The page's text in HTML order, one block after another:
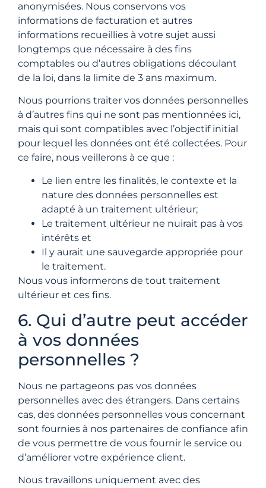
anonymisées. Nous conservons vos
informations de facturation et autres
informations recueillies à votre sujet aussi
longtemps que nécessaire à des fins
comptables ou d’autres obligations découlant
de la loi, dans la limite de 3 ans maximum.
Nous pourrions traiter vos données personnelles
à d’autres fins qui ne sont pas mentionnées ici,
mais qui sont compatibles avec l’objectif initial
pour lequel les données ont été collectées. Pour
ce faire, nous veillerons à ce que :
Le lien entre les finalités, le contexte et la
nature des données personnelles est
adapté à un traitement ultérieur;
Le traitement ultérieur ne nuirait pas à vos
intérêts et
Il y aurait une sauvegarde appropriée pour
le traitement.
Nous vous informerons de tout traitement
ultérieur et ces fins.
6. Qui d’autre peut accéder
à vos données
personnelles ?
Nous ne partageons pas vos données
personnelles avec des étrangers. Dans certains
cas, des données personnelles vous concernant
sont fournies à nos partenaires de confiance afin
de vous permettre de vous fournir le service ou
d’améliorer votre expérience client.
Nous travaillons uniquement avec des